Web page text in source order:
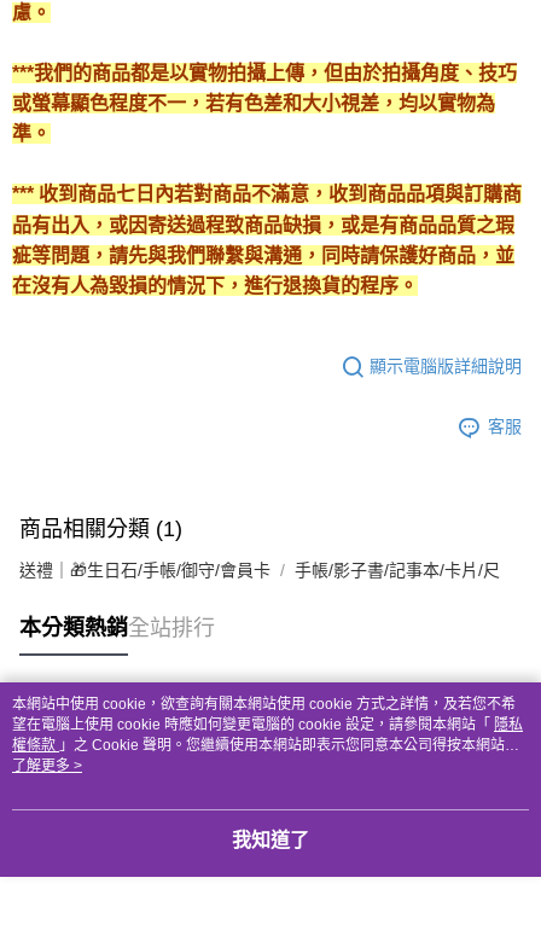
慮。
***我們的商品都是以實物拍攝上傳，但由於拍攝角度、技巧
或螢幕顯色程度不一，若有色差和大小視差，均以實物為
準。
*** 收到商品七日內若對商品不滿意，收到商品品項與訂購商
品有出入，或因寄送過程致商品缺損，或是有商品品質之瑕
疵等問題，請先與我們聯繫與溝通，同時請保護好商品，並
在沒有人為毀損的情況下，進行退換貨的程序。
顯示電腦版詳細說明
客服
商品相關分類 (1)
送禮｜🎁生日石/手帳/御守/會員卡 手帳/影子書/記事本/卡片/尺
本分類熱銷全站排行
熱門標籤
本網站中使用 cookie，欲查詢有關本網站使用 cookie 方式之詳情，及若您不希
望在電腦上使用 cookie 時應如何變更電腦的 cookie 設定，請參閱本網站「 隱私
權條款 」之 Cookie 聲明。您繼續使用本網站即表示您同意本公司得按本網站使
用條款之 Cookie 聲明使用 cookie。
了解更多 >
我知道了